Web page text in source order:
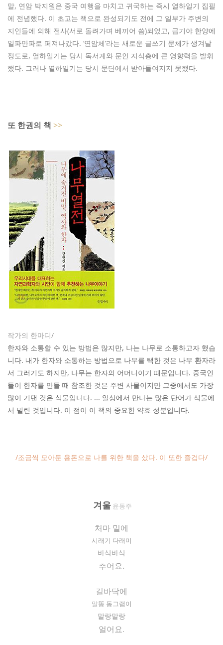
말, 연암 박지원은 중국 여행을 마치고 귀국하는 즉시 열하일기 집필
에 전념했다. 이 초고는 책으로 완성되기도 전에 그 일부가 주변의
지인들에 의해 전사(서로 돌려가며 베끼어 씀)되었고, 급기야 한양에
일파만파로 퍼져나갔다. ‘연암체’라는 새로운 글쓰기 문체가 생겨날
정도로, 열하일기는 당시 독서계와 문인 지식층에 큰 영향력을 발휘
했다. 그러나 열하일기는 당시 문단에서 받아들여지지 못했다.
또 한권의 책 >>
작가의 한마디/
한자와 소통할 수 있는 방법은 많지만, 나는 나무로 소통하고자 했습
니다. 내가 한자와 소통하는 방법으로 나무를 택한 것은 나무 환자라
서 그러기도 하지만, 나무는 한자의 어머니이기 때문입니다. 중국인
들이 한자를 만들 때 참조한 것은 주변 사물이지만 그중에서도 가장
많이 기댄 것은 식물입니다. ... 일상에서 만나는 많은 단어가 식물에
서 빌린 것입니다. 이 점이 이 책의 중요한 약효 성분입니다.
/조금씩 모아둔 용돈으로 나를 위한 책을 샀다. 이 또한 즐겁다/
겨울 윤동주
처마 밑에
시래기 다래미
바삭바삭
추어요.
길바닥에
말똥 동그램이
말랑말랑
얼어요.